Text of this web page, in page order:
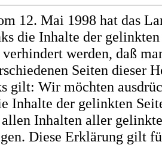
12. Mai 1998 hat das
die Inhalte der
werden, daß
Seiten dieser
gilt: Wir möchten
Inhalte der gelinkten
Inhalten aller
Diese Erklärung gilt